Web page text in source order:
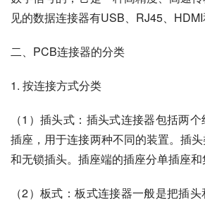
见的数据连接器有USB、RJ45、HDMI
二、PCB连接器的分类
1. 按连接方式分类
（1）插头式：插头式连接器包括两
插座，用于连接两种不同的装置。插
和无锁插头。插座端的插座分单插座和
（2）板式：板式连接器一般是把插